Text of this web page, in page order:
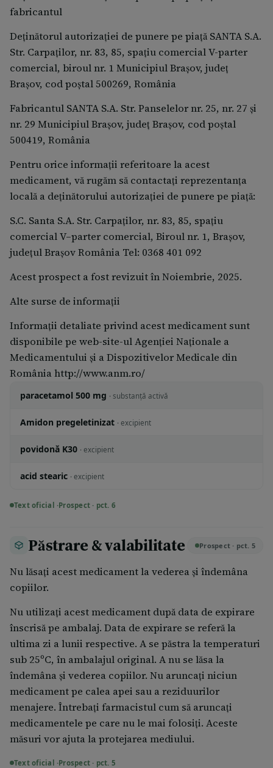
Website: www.anm.ro Raportând reacţiile adverse,
suplimentare privind siguranţa acestui medicament.
fabricantul
Deţinătorul autorizaţiei de punere pe piaţă SANTA S.A.
Str. Carpaţilor, nr. 83, 85, spaţiu comercial V-parter
comercial, biroul nr. 1 Municipiul Braşov, județ
Braşov, cod poștal 500269, România
Fabricantul SANTA S.A. Str. Panselelor nr. 25, nr. 27 şi
nr. 29 Municipiul Brașov, județ Brașov, cod poștal
500419, România
Pentru orice informații referitoare la acest
medicament, vă rugăm să contactați reprezentanța
locală a deținătorului autorizației de punere pe piață:
S.C. Santa S.A. Str. Carpaţilor, nr. 83, 85, spaţiu
comercial V–parter comercial, Biroul nr. 1, Braşov,
judeţul Braşov România Tel: 0368 401 092
Acest prospect a fost revizuit în Noiembrie, 2025.
Alte surse de informaţii
Informaţii detaliate privind acest medicament sunt
disponibile pe web-site-ul Agenţiei Naţionale a
Medicamentului şi a Dispozitivelor Medicale din
România http://www.anm.ro/
paracetamol 500 mg · substanță activă
Amidon pregeletinizat · excipient
povidonă K30 · excipient
acid stearic · excipient
Text oficial ·Prospect · pct. 6
Păstrare & valabilitate Prospect · pct. 5
Nu lăsați acest medicament la vederea și îndemâna
copiilor.
Nu utilizați acest medicament după data de expirare
înscrisă pe ambalaj. Data de expirare se referă la
ultima zi a lunii respective. A se păstra la temperaturi
sub 25ºC, în ambalajul original. A nu se lăsa la
îndemâna şi vederea copiilor. Nu aruncați niciun
medicament pe calea apei sau a reziduurilor
menajere. Întrebați farmacistul cum să aruncați
medicamentele pe care nu le mai folosiți. Aceste
măsuri vor ajuta la protejarea mediului.
Text oficial ·Prospect · pct. 5